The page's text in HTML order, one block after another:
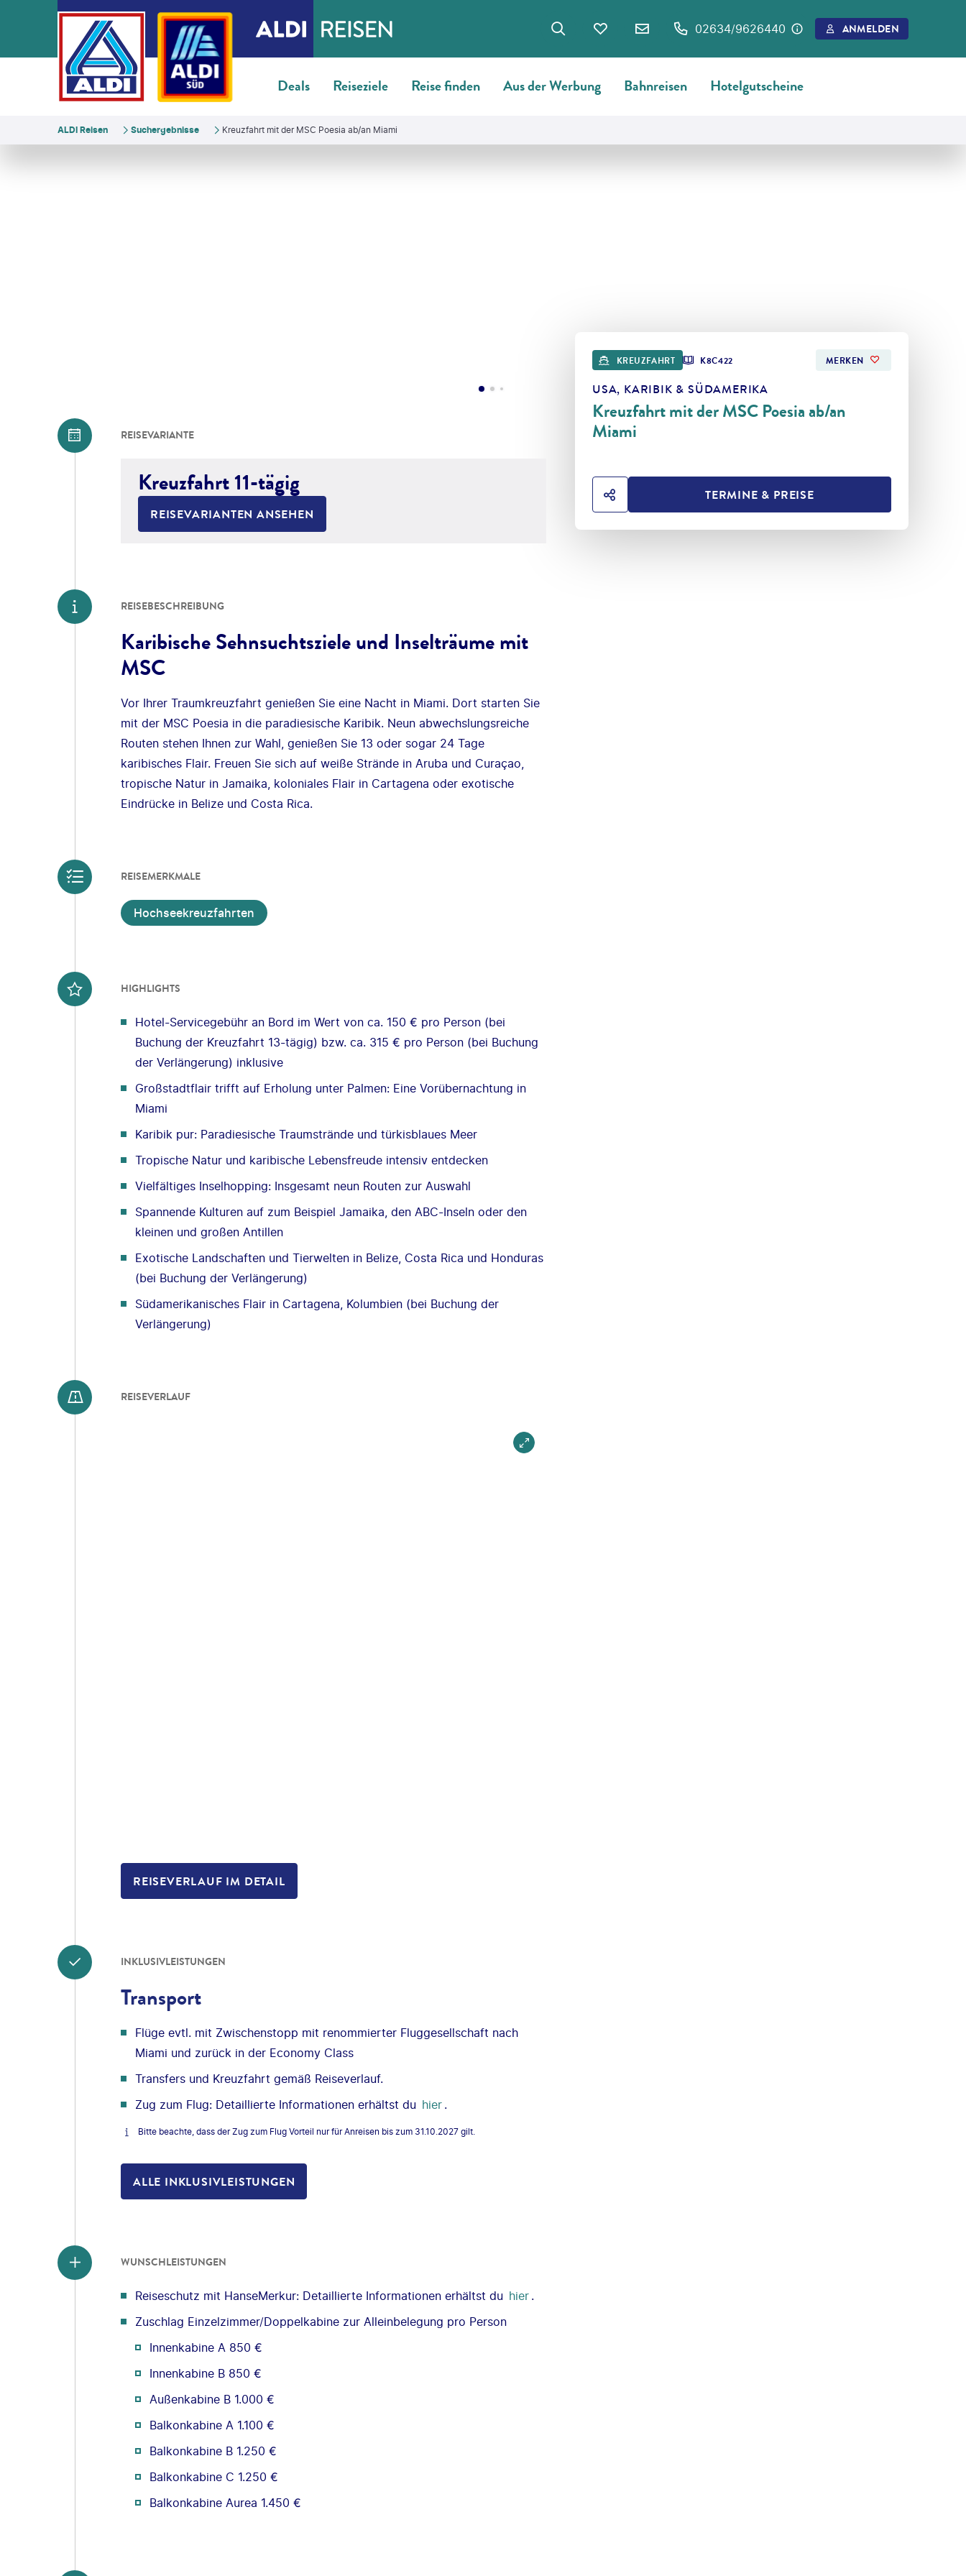
02634/9626440 ANMELDEN
Deals Reiseziele Reise finden Aus der Werbung Bahnreisen Hotelgutscheine
ALDI Reisen Suchergebnisse Kreuzfahrt mit der MSC Poesia ab/an Miami
KREUZFAHRT K8C422 MERKEN
USA, KARIBIK & SÜDAMERIKA
Kreuzfahrt mit der MSC Poesia ab/an
Miami
TERMINE & PREISE
REISEVARIANTE
Kreuzfahrt 11-tägig
REISEVARIANTEN ANSEHEN
REISEBESCHREIBUNG
Karibische Sehnsuchtsziele und Inselträume mit
MSC
Vor Ihrer Traumkreuzfahrt genießen Sie eine Nacht in Miami. Dort starten Sie
mit der MSC Poesia in die paradiesische Karibik. Neun abwechslungsreiche
Routen stehen Ihnen zur Wahl, genießen Sie 13 oder sogar 24 Tage
karibisches Flair. Freuen Sie sich auf weiße Strände in Aruba und Curaçao,
tropische Natur in Jamaika, koloniales Flair in Cartagena oder exotische
Eindrücke in Belize und Costa Rica.
REISEMERKMALE
Hochseekreuzfahrten
HIGHLIGHTS
Hotel-Servicegebühr an Bord im Wert von ca. 150 € pro Person (bei
Buchung der Kreuzfahrt 13-tägig) bzw. ca. 315 € pro Person (bei Buchung
der Verlängerung) inklusive
Großstadtflair trifft auf Erholung unter Palmen: Eine Vorübernachtung in
Miami
Karibik pur: Paradiesische Traumstrände und türkisblaues Meer
Tropische Natur und karibische Lebensfreude intensiv entdecken
Vielfältiges Inselhopping: Insgesamt neun Routen zur Auswahl
Spannende Kulturen auf zum Beispiel Jamaika, den ABC-Inseln oder den
kleinen und großen Antillen
Exotische Landschaften und Tierwelten in Belize, Costa Rica und Honduras
(bei Buchung der Verlängerung)
Südamerikanisches Flair in Cartagena, Kolumbien (bei Buchung der
Verlängerung)
REISEVERLAUF
REISEVERLAUF IM DETAIL
INKLUSIVLEISTUNGEN
Transport
Flüge evtl. mit Zwischenstopp mit renommierter Fluggesellschaft nach
Miami und zurück in der Economy Class
Transfers und Kreuzfahrt gemäß Reiseverlauf.
Zug zum Flug: Detaillierte Informationen erhältst du hier .
Bitte beachte, dass der Zug zum Flug Vorteil nur für Anreisen bis zum 31.10.2027 gilt.
ALLE INKLUSIVLEISTUNGEN
WUNSCHLEISTUNGEN
Reiseschutz mit HanseMerkur: Detaillierte Informationen erhältst du hier .
Zuschlag Einzelzimmer/Doppelkabine zur Alleinbelegung pro Person
Innenkabine A 850 €
Innenkabine B 850 €
Außenkabine B 1.000 €
Balkonkabine A 1.100 €
Balkonkabine B 1.250 €
Balkonkabine C 1.250 €
Balkonkabine Aurea 1.450 €